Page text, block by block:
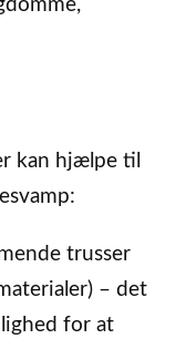
kan hjælpe til
trusser
– det
for at